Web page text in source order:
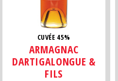
CUVÉE 45%
ARMAGNAC
DARTIGALONGUE &
FILS